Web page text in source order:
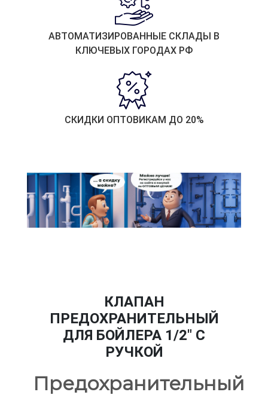
АВТОМАТИЗИРОВАННЫЕ СКЛАДЫ В
КЛЮЧЕВЫХ ГОРОДАХ РФ
СКИДКИ ОПТОВИКАМ ДО 20%
КЛАПАН
ПРЕДОХРАНИТЕЛЬНЫЙ
ДЛЯ БОЙЛЕРА 1/2" С
РУЧКОЙ
Предохранительный